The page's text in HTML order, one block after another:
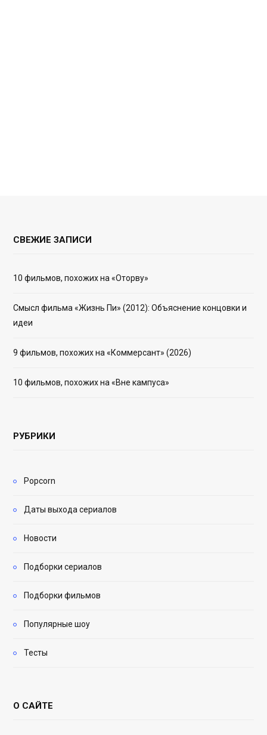
СВЕЖИЕ ЗАПИСИ
10 фильмов, похожих на «Оторву»
Смысл фильма «Жизнь Пи» (2012): Объяснение концовки и
идеи
9 фильмов, похожих на «Коммерсант» (2026)
10 фильмов, похожих на «Вне кампуса»
РУБРИКИ
Popcorn
Даты выхода сериалов
Новости
Подборки сериалов
Подборки фильмов
Популярные шоу
Тесты
О САЙТЕ